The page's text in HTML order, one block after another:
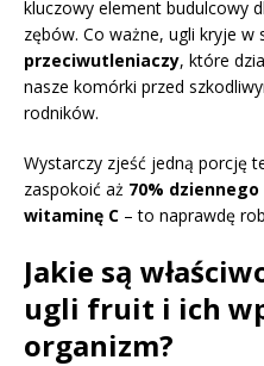
kluczowy element budulcowy
zębów. Co ważne, ugli kryje w
przeciwutleniaczy, które
nasze komórki przed
rodników.
Wystarczy zjeść jedną porcję
zaspokoić aż 70%
witaminę C – to naprawdę
Jakie są
ugli fruit i ich
organizm?